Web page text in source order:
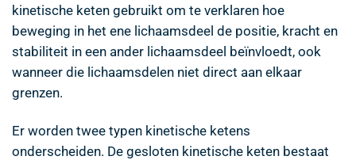
kinetische keten gebruikt om te verklaren hoe
beweging in het ene lichaamsdeel de positie, kracht en
stabiliteit in een ander lichaamsdeel beïnvloedt, ook
wanneer die lichaamsdelen niet direct aan elkaar
grenzen.
Er worden twee typen kinetische ketens
onderscheiden. De gesloten kinetische keten bestaat